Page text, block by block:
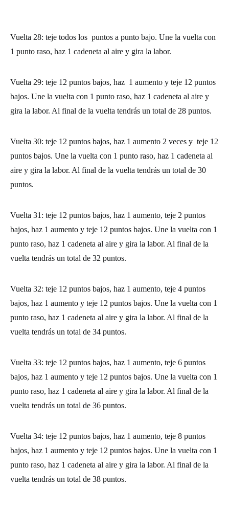
Vuelta 28: teje todos los puntos a punto bajo. Une la vuelta con
1 punto raso, haz 1 cadeneta al aire y gira la labor.
Vuelta 29: teje 12 puntos bajos, haz 1 aumento y teje 12 puntos
bajos. Une la vuelta con 1 punto raso, haz 1 cadeneta al aire y
gira la labor. Al final de la vuelta tendrás un total de 28 puntos.
Vuelta 30: teje 12 puntos bajos, haz 1 aumento 2 veces y teje 12
puntos bajos. Une la vuelta con 1 punto raso, haz 1 cadeneta al
aire y gira la labor. Al final de la vuelta tendrás un total de 30
puntos.
Vuelta 31: teje 12 puntos bajos, haz 1 aumento, teje 2 puntos
bajos, haz 1 aumento y teje 12 puntos bajos. Une la vuelta con 1
punto raso, haz 1 cadeneta al aire y gira la labor. Al final de la
vuelta tendrás un total de 32 puntos.
Vuelta 32: teje 12 puntos bajos, haz 1 aumento, teje 4 puntos
bajos, haz 1 aumento y teje 12 puntos bajos. Une la vuelta con 1
punto raso, haz 1 cadeneta al aire y gira la labor. Al final de la
vuelta tendrás un total de 34 puntos.
Vuelta 33: teje 12 puntos bajos, haz 1 aumento, teje 6 puntos
bajos, haz 1 aumento y teje 12 puntos bajos. Une la vuelta con 1
punto raso, haz 1 cadeneta al aire y gira la labor. Al final de la
vuelta tendrás un total de 36 puntos.
Vuelta 34: teje 12 puntos bajos, haz 1 aumento, teje 8 puntos
bajos, haz 1 aumento y teje 12 puntos bajos. Une la vuelta con 1
punto raso, haz 1 cadeneta al aire y gira la labor. Al final de la
vuelta tendrás un total de 38 puntos.